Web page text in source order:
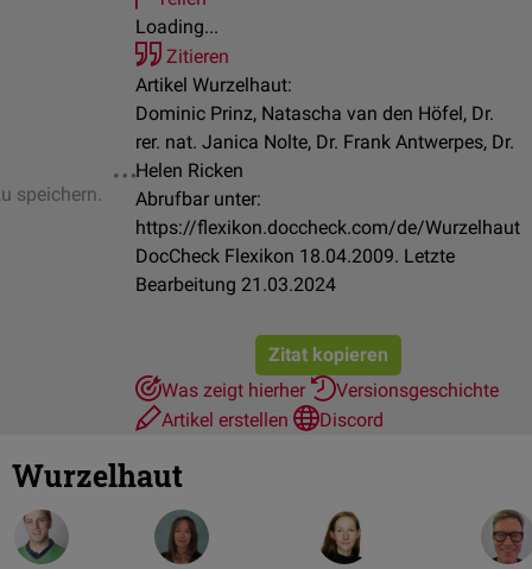
speichern.
Loading...
Zitieren
Artikel Wurzelhaut:
Dominic Prinz, Natascha van den Höfel, Dr.
rer. nat. Janica Nolte, Dr. Frank Antwerpes, Dr.
Helen Ricken
Abrufbar unter:
https://flexikon.doccheck.com/de/Wurzelhaut
DocCheck Flexikon 18.04.2009. Letzte
Bearbeitung 21.03.2024
Zitat kopieren
Was zeigt hierher
Versionsgeschichte
Artikel erstellen
Discord
Wurzelhaut